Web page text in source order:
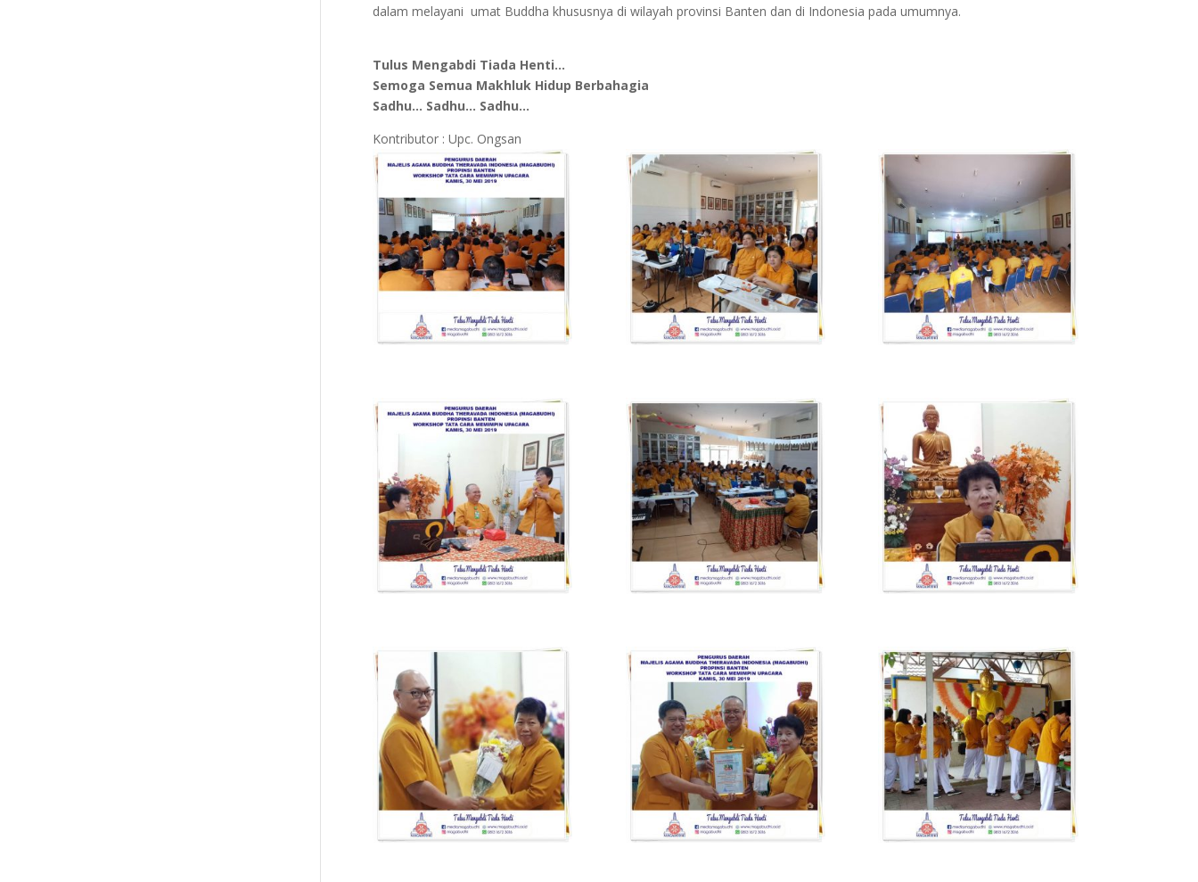
dalam melayani umat Buddha khususnya di wilayah provinsi Banten dan di Indonesia pada umumnya.
Tulus Mengabdi Tiada Henti…
Semoga Semua Makhluk Hidup Berbahagia
Sadhu… Sadhu… Sadhu…
Kontributor : Upc. Ongsan